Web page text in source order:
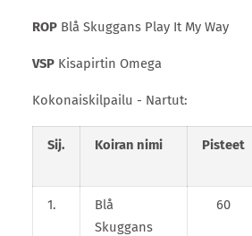
ROPBlå Skuggans Play It My Way
VSPKisapirtin Omega
Kokonaiskilpailu - Nartut:
Sij. Koiran nimi Pisteet
1.
Blå
Skuggans
60